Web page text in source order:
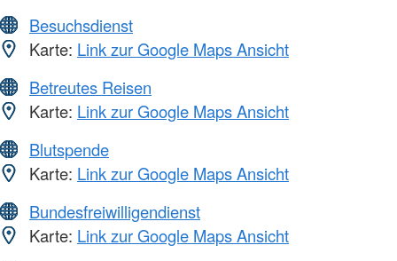
Besuchsdienst
Karte: Link zur Google Maps Ansicht
Betreutes Reisen
Karte: Link zur Google Maps Ansicht
Blutspende
Karte: Link zur Google Maps Ansicht
Bundesfreiwilligendienst
Karte: Link zur Google Maps Ansicht